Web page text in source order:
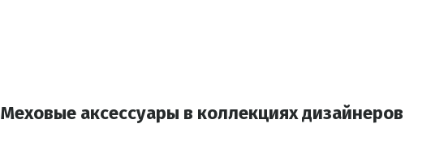
Меховые аксессуары в коллекциях дизайнеров